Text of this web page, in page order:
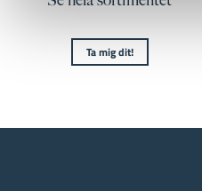
Ta mig dit!